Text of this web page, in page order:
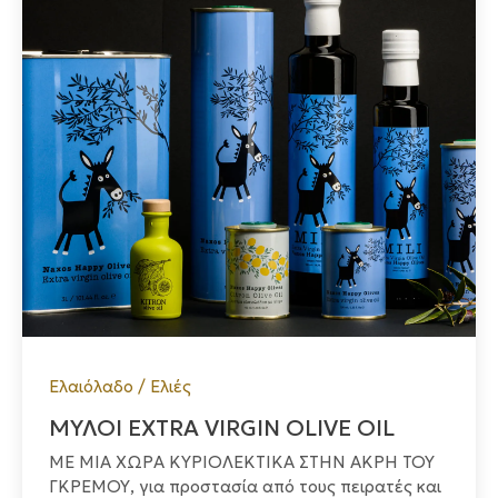
Ελαιόλαδο / Ελιές
ΜΥΛΟΙ EXTRA VIRGIN OLIVE OIL
ΜΕ ΜΙΑ ΧΩΡΑ ΚΥΡΙΟΛΕΚΤΙΚΑ ΣΤΗΝ ΑΚΡΗ ΤΟΥ
ΓΚΡΕΜΟΥ, για προστασία από τους πειρατές και